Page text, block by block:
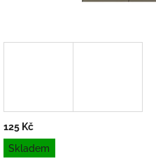
125 Kč
Měrná
cena:
Skladem